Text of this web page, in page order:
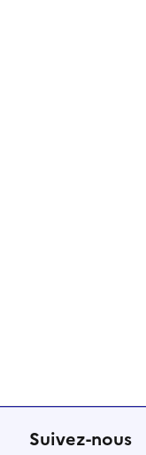
Suivez-nous